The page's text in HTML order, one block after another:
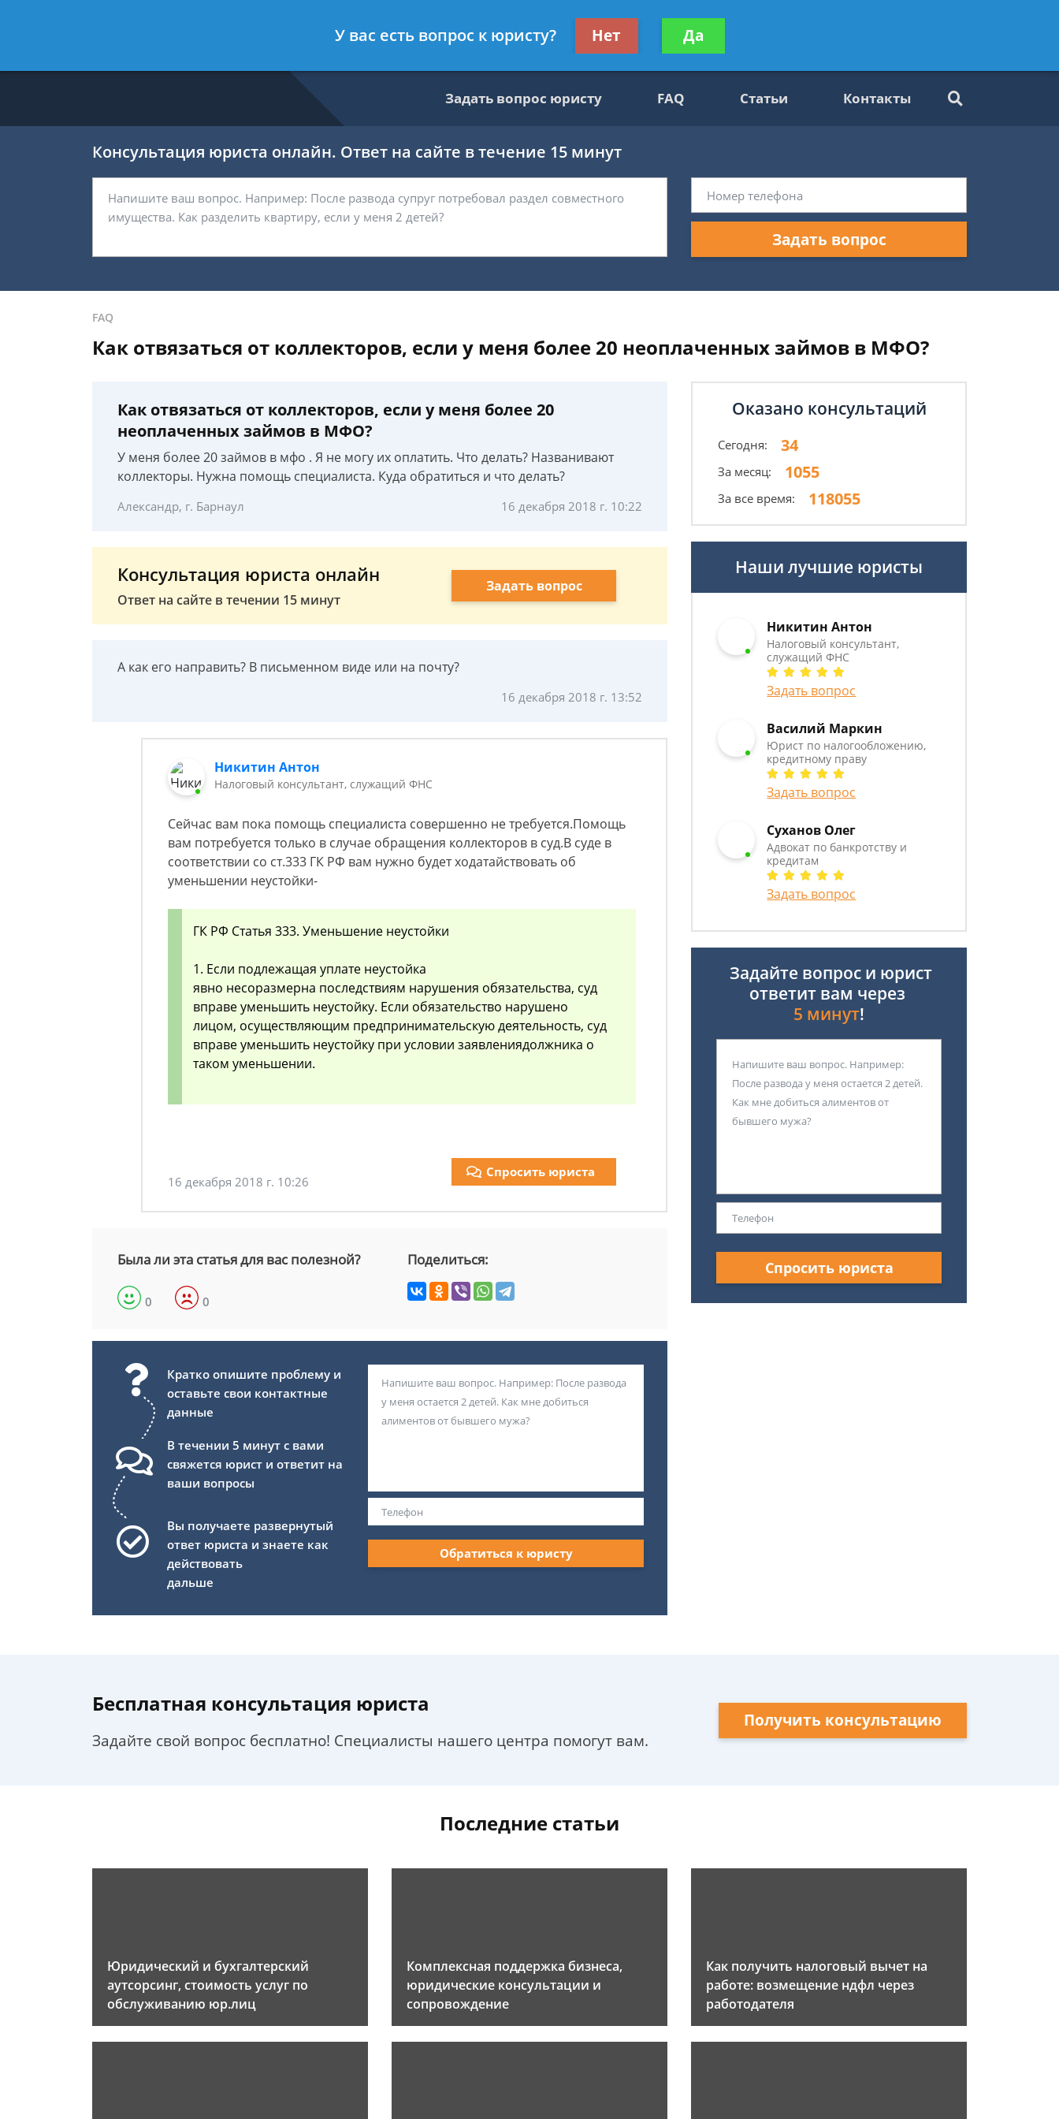
- Налоговый консультант, служащий ФНС
Получите консультацию
бесплатно
Задать вопрос юристу FAQ Статьи Контакты
Консультация юриста онлайн. Ответ на сайте в течение 15 минут
Задать вопрос
FAQ
Как отвязаться от коллекторов, если у меня более 20 неоплаченных займов в МФО?
Как отвязаться от коллекторов, если у меня более 20
неоплаченных займов в МФО?
У меня более 20 займов в мфо . Я не могу их оплатить. Что делать? Названивают
коллекторы. Нужна помощь специалиста. Куда обратиться и что делать?
Александр, г. Барнаул 16 декабря 2018 г. 10:22
Консультация юриста онлайн
Ответ на сайте в течении 15 минут
Задать вопрос
А как его направить? В письменном виде или на почту?
16 декабря 2018 г. 13:52
Никитин Антон
Налоговый консультант, служащий ФНС
Сейчас вам пока помощь специалиста совершенно не требуется.Помощь
вам потребуется только в случае обращения коллекторов в суд.В суде в
соответствии со ст.333 ГК РФ вам нужно будет ходатайствовать об
уменьшении неустойки-
ГК РФ Статья 333. Уменьшение неустойки
1. Если подлежащая уплате неустойка
явно несоразмерна последствиям нарушения обязательства, суд
вправе уменьшить неустойку. Если обязательство нарушено
лицом, осуществляющим предпринимательскую деятельность, суд
вправе уменьшить неустойку при условии заявлениядолжника о
таком уменьшении.
16 декабря 2018 г. 10:26
Спросить юриста
Была ли эта статья для вас полезной?
0 0
Поделиться:
Кратко опишите проблему и
оставьте свои контактные
данные
В течении 5 минут с вами
свяжется юрист и ответит на
ваши вопросы
Вы получаете развернутый
ответ юриста и знаете как
действовать
дальше
Обратиться к юристу
Оказано консультаций
Сегодня: 34
За месяц: 1055
За все время: 118055
Наши лучшие юристы
Никитин Антон
Налоговый консультант,
служащий ФНС
Задать вопрос
Василий Маркин
Юрист по налогообложению,
кредитному праву
Задать вопрос
Суханов Олег
Адвокат по банкротству и
кредитам
Задать вопрос
Задайте вопрос и юрист
ответит вам через
5 минут!
Спросить юриста
Бесплатная консультация юриста
Задайте свой вопрос бесплатно! Специалисты нашего центра помогут вам.
Получить консультацию
Последние статьи
Юридический и бухгалтерский
аутсорсинг, стоимость услуг по
обслуживанию юр.лиц
Комплексная поддержка бизнеса,
юридические консультации и
сопровождение
Как получить налоговый вычет на
работе: возмещение ндфл через
работодателя
У вас есть вопрос к юристу? Нет Да